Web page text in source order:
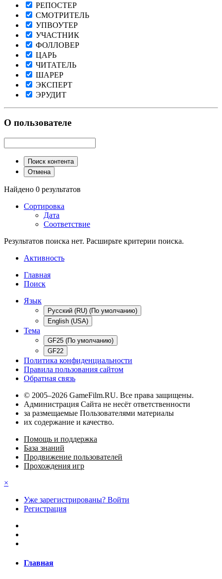
РЕПОСТЕР
СМОТРИТЕЛЬ
УПВОУТЕР
УЧАСТНИК
ФОЛЛОВЕР
ЦАРЬ
ЧИТАТЕЛЬ
ШАРЕР
ЭКСПЕРТ
ЭРУДИТ
О пользователе
Поиск контента
Отмена
Найдено 0 результатов
Сортировка
Дата
Соответствие
Результатов поиска нет. Расширьте критерии поиска.
Активность
Главная
Поиск
Язык
Русский (RU) (По умолчанию)
English (USA)
Тема
GF25 (По умолчанию)
GF22
Политика конфиденциальности
Правила пользования сайтом
Обратная связь
© 2005–2026 GameFilm.RU. Все права защищены.
Администрация Сайта не несёт ответственности
за размещаемые Пользователями материалы
их содержание и качество.
Помощь и поддержка
База знаний
Продвижение пользователей
Прохождения игр
×
Уже зарегистрированы? Войти
Регистрация
Главная